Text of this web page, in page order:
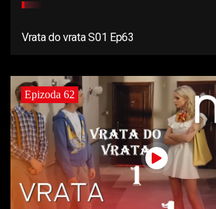
Vrata do vrata S01 Ep63
Epizoda 62